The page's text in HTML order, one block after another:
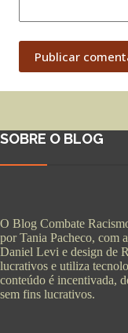
Publicar
SOBRE O BLOG
O Blog Combate
por Tania Pacheco, com
Daniel Levi e design de
lucrativos e utiliza
conteúdo é incentivada,
sem fins lucrativos.